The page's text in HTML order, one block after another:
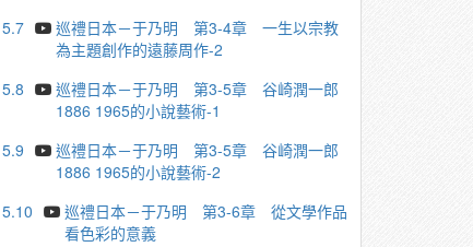
5.7
巡禮日本－于乃明 第3-4章 一生以宗教
為主題創作的遠藤周作-2
5.8
巡禮日本－于乃明 第3-5章 谷崎潤一郎
1886 1965的小說藝術-1
5.9
巡禮日本－于乃明 第3-5章 谷崎潤一郎
1886 1965的小說藝術-2
5.10
巡禮日本－于乃明 第3-6章 從文學作品
看色彩的意義